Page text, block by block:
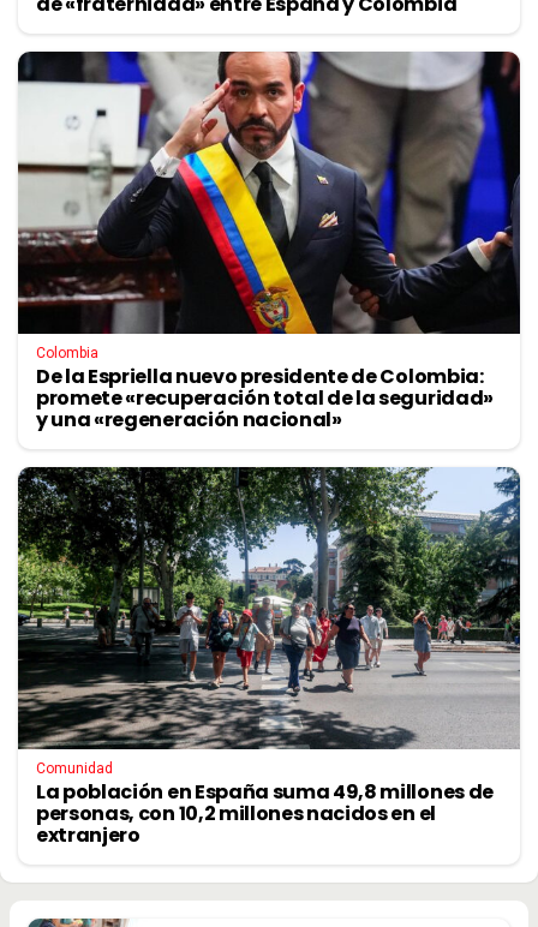
Colombia
De la Espriella nuevo presidente de Colombia:
promete «recuperación total de la seguridad»
y una «regeneración nacional»
Comunidad
La población en España suma 49,8 millones de
personas, con 10,2 millones nacidos en el
extranjero